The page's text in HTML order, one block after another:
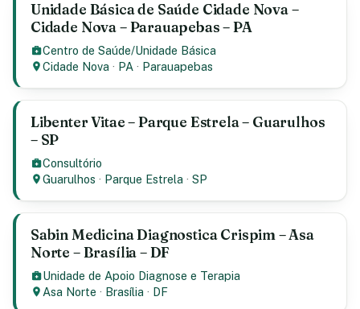
Unidade Básica de Saúde Cidade Nova –
Cidade Nova – Parauapebas – PA
Centro de Saúde/Unidade Básica
Cidade Nova · PA · Parauapebas
Libenter Vitae – Parque Estrela – Guarulhos
– SP
Consultório
Guarulhos · Parque Estrela ·SP
Sabin Medicina Diagnostica Crispim – Asa
Norte – Brasília – DF
Unidade de Apoio Diagnose e Terapia
Asa Norte · Brasília · DF